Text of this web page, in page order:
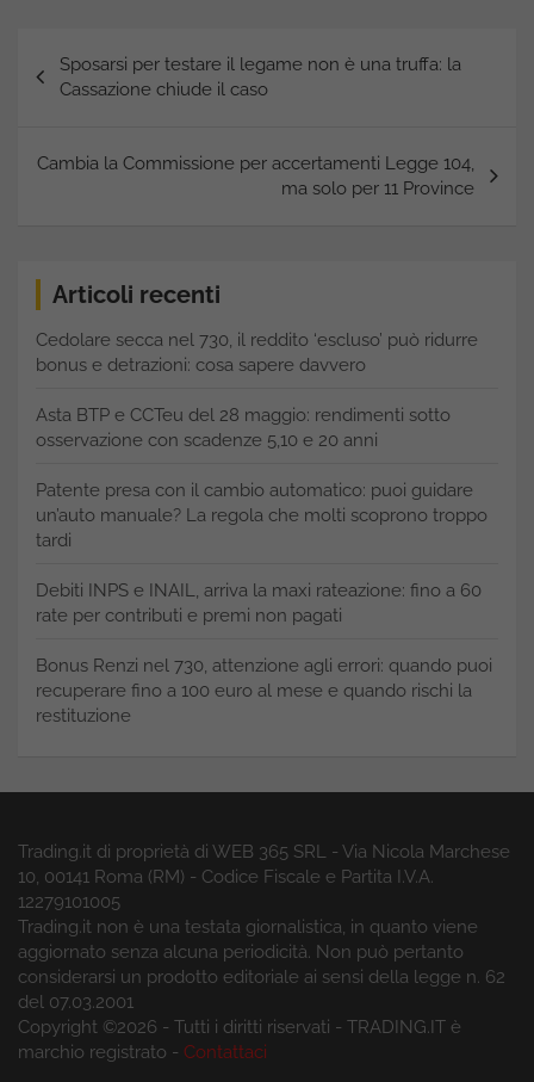
Navigazione
articoli
Sposarsi per testare il legame non è una truffa: la
Cassazione chiude il caso
Cambia la Commissione per accertamenti Legge 104,
ma solo per 11 Province
Articoli recenti
Cedolare secca nel 730, il reddito ‘escluso’ può ridurre
bonus e detrazioni: cosa sapere davvero
Asta BTP e CCTeu del 28 maggio: rendimenti sotto
osservazione con scadenze 5,10 e 20 anni
Patente presa con il cambio automatico: puoi guidare
un’auto manuale? La regola che molti scoprono troppo
tardi
Debiti INPS e INAIL, arriva la maxi rateazione: fino a 60
rate per contributi e premi non pagati
Bonus Renzi nel 730, attenzione agli errori: quando puoi
recuperare fino a 100 euro al mese e quando rischi la
restituzione
Trading.it di proprietà di WEB 365 SRL - Via Nicola Marchese
10, 00141 Roma (RM) - Codice Fiscale e Partita I.V.A.
12279101005
Trading.it non è una testata giornalistica, in quanto viene
aggiornato senza alcuna periodicità. Non può pertanto
considerarsi un prodotto editoriale ai sensi della legge n. 62
del 07.03.2001
Copyright ©2026 - Tutti i diritti riservati - TRADING.IT è
marchio registrato - Contattaci